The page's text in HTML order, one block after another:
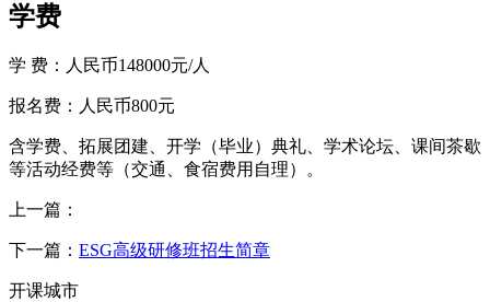
学费
学 费：人民币148000元/人
报名费：人民币800元
含学费、拓展团建、开学（毕业）典礼、学术论坛、课间茶歇
等活动经费等（交通、食宿费用自理）。
上一篇：
下一篇： ESG高级研修班招生简章
开课城市